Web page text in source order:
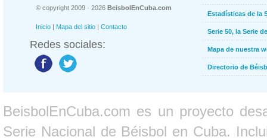
© copyright 2009 - 2026 BeisbolEnCuba.com
Inicio | Mapa del sitio | Contacto
Redes sociales:
Estadísticas de la
Serie 50, la Serie
Mapa de nuestra
Directorio de
BeisbolEnCuba.com es un proyecto
Serie Nacional de Béisbol en Cuba.